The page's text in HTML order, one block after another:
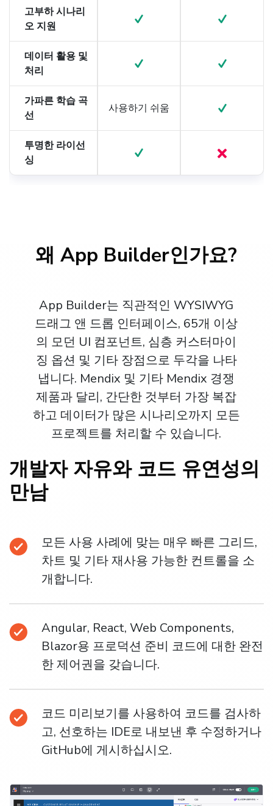
고부하 시나리
오 지원
데이터 활용 및
처리
가파른 학습 곡
선
사용하기 쉬움
투명한 라이선
싱
왜 App Builder인가요?
App Builder는 직관적인 WYSIWYG
드래그 앤 드롭 인터페이스, 65개 이상
의 모던 UI 컴포넌트, 심층 커스터마이
징 옵션 및 기타 장점으로 두각을 나타
냅니다. Mendix 및 기타 Mendix 경쟁
제품과 달리, 간단한 것부터 가장 복잡
하고 데이터가 많은 시나리오까지 모든
프로젝트를 처리할 수 있습니다.
개발자 자유와 코드 유연성의
만남
모든 사용 사례에 맞는 매우 빠른 그리드,
차트 및 기타 재사용 가능한 컨트롤을 소
개합니다.
Angular, React, Web Components,
Blazor용 프로덕션 준비 코드에 대한 완전
한 제어권을 갖습니다.
코드 미리보기를 사용하여 코드를 검사하
고, 선호하는 IDE로 내보낸 후 수정하거나
GitHub에 게시하십시오.